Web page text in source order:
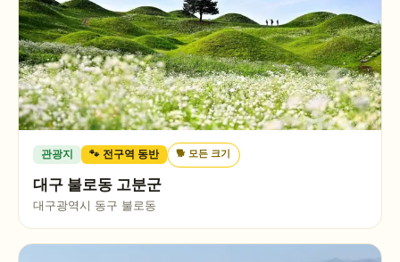
관광지 🐾 전구역 동반 🐕모든 크기
대구 불로동 고분군
대구광역시 동구 불로동